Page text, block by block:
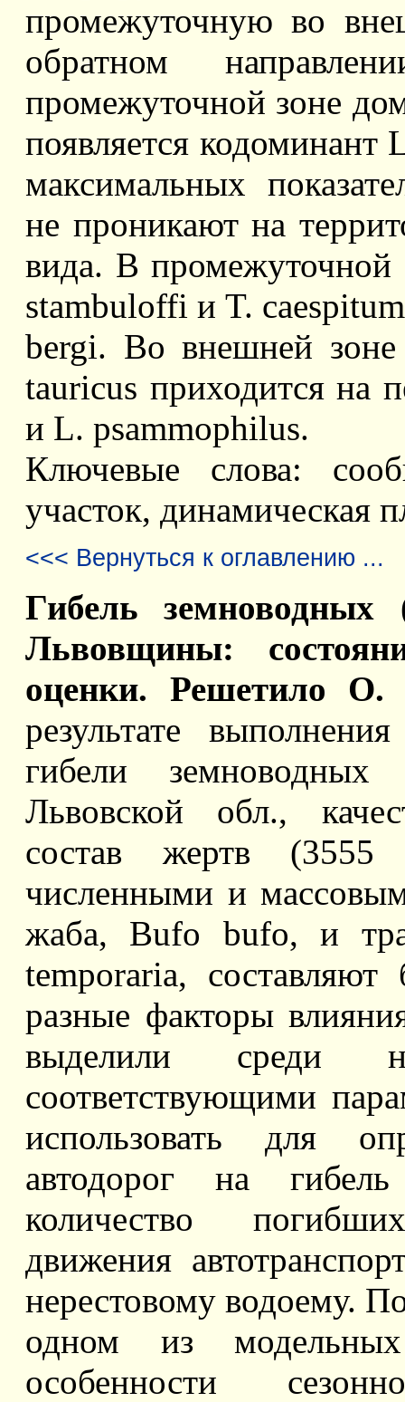
промежуточную во
обратном
промежуточной зоне
появляется
максимальных
не проникают на
вида. В промежуточной
stambuloffi и T.
bergi. Во внешней зоне
tauricus приходится на
и L. psammophilus.
Ключевые слова:
участок, динамическая
<<< Вернуться к оглавлению ...
Гибель земноводных
Львовщины:
оценки. Решетило
результате
гибели
Львовской обл.,
состав жертв
численными и
жаба, Bufo bufo, и
temporaria, составляют
разные факторы
выделили
соответствующими
использовать для
автодорог на
количество
движения
нерестовому водоему.
одном из
особенности